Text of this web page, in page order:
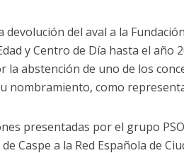
del aval a la
y Centro de Día hasta el año
abstención de uno de los
nombramiento, como
presentadas por el grupo
Caspe a la Red Española de